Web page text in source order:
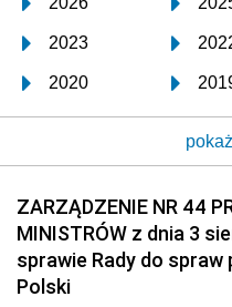
2023
2020
2017
2014
2011
2008
2005
ZARZĄDZENIE NR 44
MINISTRÓW z dnia 3
sprawie Rady do
Polski